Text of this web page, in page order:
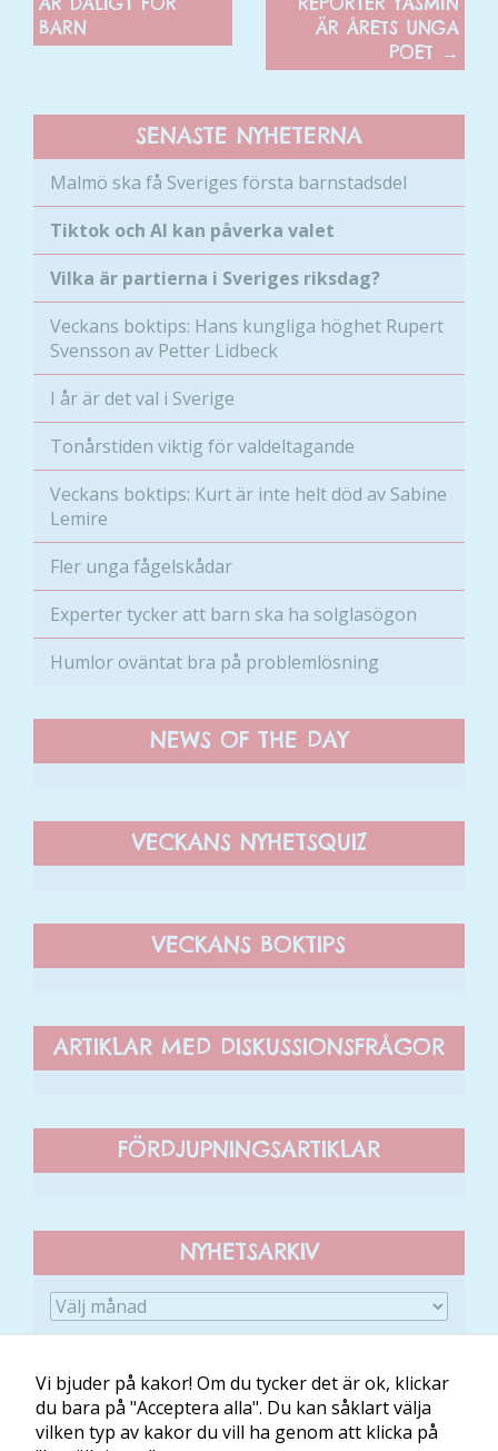
BARN
ÄR ÅRETS UNGA
POET →
SENASTE NYHETERNA
Malmö ska få Sveriges första barnstadsdel
Tiktok och AI kan påverka valet
Vilka är partierna i Sveriges riksdag?
Veckans boktips: Hans kungliga höghet Rupert
Svensson av Petter Lidbeck
I år är det val i Sverige
Tonårstiden viktig för valdeltagande
Veckans boktips: Kurt är inte helt död av Sabine
Lemire
Fler unga fågelskådar
Experter tycker att barn ska ha solglasögon
Humlor oväntat bra på problemlösning
NEWS OF THE DAY
VECKANS NYHETSQUIZ
VECKANS BOKTIPS
ARTIKLAR MED DISKUSSIONSFRÅGOR
FÖRDJUPNINGSARTIKLAR
NYHETSARKIV
Vi bjuder på kakor! Om du tycker det är ok, klickar
du bara på "Acceptera alla". Du kan såklart välja
vilken typ av kakor du vill ha genom att klicka på
Nödvändiga
Dessa kakor
går inte att
välja bort. De
behövs för
att hemsidan
över huvud
taget ska
Statistik
För att vi ska
kunna
förbättra
funktionalitet
uppbyggnad,
baserat på
används.
Upplevelse
prestera så
bra som
möjligt
besök. Om
du nekar de
här kakorna
att försvinna
från
Marknadsföring
intressen och ditt
beteende när du
surfar ökar du
chansen att få se
och erbjudanden.